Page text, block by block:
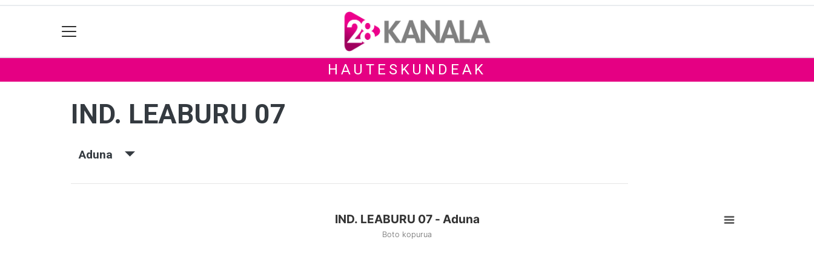
HAUTESKUNDEAK
IND. LEABURU 07
Aduna
IND. LEABURU 07 - Aduna
Boto kopurua